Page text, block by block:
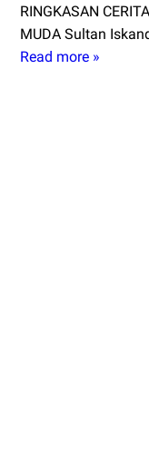
1
RINGKASAN
MUDA Sultan
Read more »